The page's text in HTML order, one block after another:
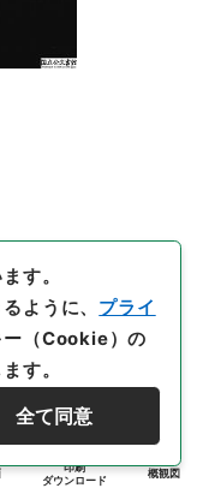
印刷
ダウンロード
概観図
す。
ように、 プライ
ー（Cookie）の
す。
全て同意